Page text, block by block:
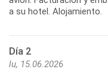
a su hotel. Alojamiento.
Día 2
lu, 15.06.2026